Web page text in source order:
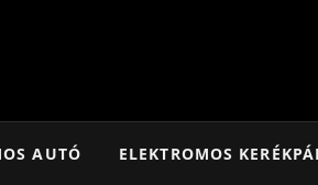
AUTÓ ELEKTROMOS